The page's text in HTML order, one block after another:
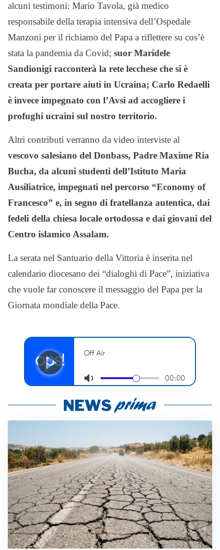
alcuni testimoni: Mario Tavola, già medico
responsabile della terapia intensiva dell’Ospedale
Manzoni per il richiamo del Papa a riflettere su cos’è
stata la pandemia da Covid; suor Maridele
Sandionigi racconterà la rete lecchese che si è
creata per portare aiuti in Ucraina; Carlo Redaelli
è invece impegnato con l’Avsi ad accogliere i
profughi ucraini sul nostro territorio.
Altri contributi verranno da video interviste al
vescovo salesiano del Donbass, Padre Maxime Ria
Bucha, da alcuni studenti dell’Istituto Maria
Ausiliatrice, impegnati nel percorso “Economy of
Francesco” e, in segno di fratellanza autentica, dai
fedeli della chiesa locale ortodossa e dai giovani del
Centro islamico Assalam.
La serata nel Santuario della Vittoria è inserita nel
calendario diocesano dei “dialoghi di Pace”, iniziativa
che vuole far conoscere il messaggio del Papa per la
Giornata mondiale della Pace.